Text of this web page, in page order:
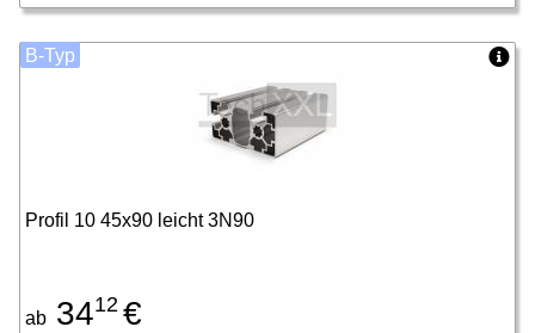
Profil 10 45x90 leicht 3N90
ab 3412 €
B-Typ